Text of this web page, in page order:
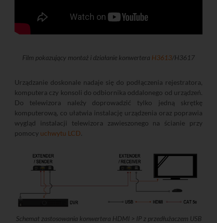
Film pokazujący montaż i działanie konwertera H3613/H3617
Urządzanie doskonale nadaje się do podłączenia rejestratora,
komputera czy konsoli do odbiornika oddalonego od urządzeń.
Do telewizora należy doprowadzić tylko jedną skrętkę
komputerową, co ułatwia instalację urządzenia oraz poprawia
wygląd instalacji telewizora zawieszonego na ścianie przy
pomocy uchwytu LCD.
Schemat zastosowania konwertera HDMI > IP z przedłużaczem USB